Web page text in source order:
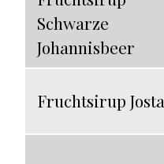
Schwarze
Johannisbeer
Fruchtsirup Josta